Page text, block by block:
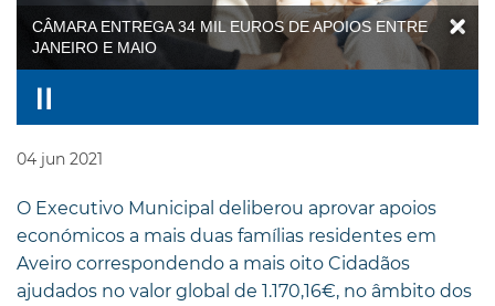
CÂMARA ENTREGA 34 MIL EUROS DE APOIOS ENTRE
JANEIRO E MAIO
04 jun 2021
O Executivo Municipal deliberou aprovar apoios
económicos a mais duas famílias residentes em
Aveiro correspondendo a mais oito Cidadãos
ajudados no valor global de 1.170,16€, no âmbito dos